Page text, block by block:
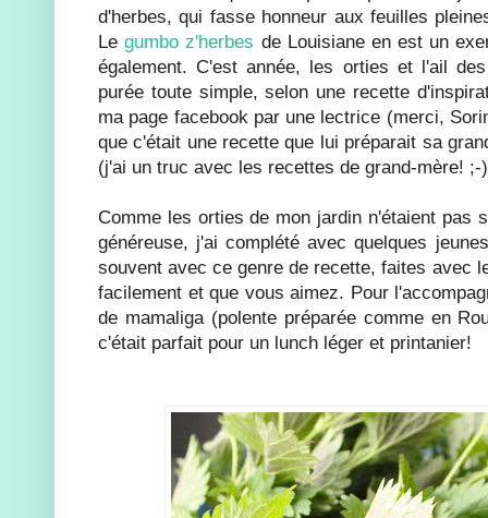
d'herbes, qui fasse honneur aux feuilles
Legumbo z'herbes de Louisiane en est un
également. C'est année, les orties et l'ail
purée toute simple, selon une recette
ma page facebook par une lectrice (merci,
que c'était une recette que lui préparait sa
(j'ai un truc avec les recettes de grand-mère! ;-
Comme les orties de mon jardin n'étaient pas
généreuse, j'ai complété avec quelques
souvent avec ce genre de recette, faites avec
facilement et que vous aimez. Pour
de mamaliga (polente préparée comme en
c'était parfait pour un lunch léger et printanier!